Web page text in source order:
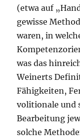
(etwa auf
gewisse
waren, in
was das
Weinerts
Fähigkeiten,
volitionale und
Bearbeitung
solche